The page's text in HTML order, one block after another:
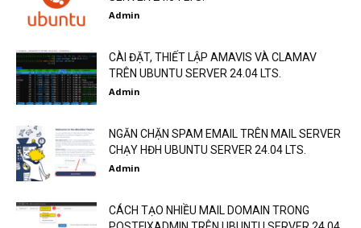
Admin
CÀI ĐẶT, THIẾT LẬP AMAVIS VÀ CLAMAV
TRÊN UBUNTU SERVER 24.04 LTS.
Admin
NGĂN CHẶN SPAM EMAIL TRÊN MAIL SERVER
CHẠY HĐH UBUNTU SERVER 24.04 LTS.
Admin
CÁCH TẠO NHIỀU MAIL DOMAIN TRONG